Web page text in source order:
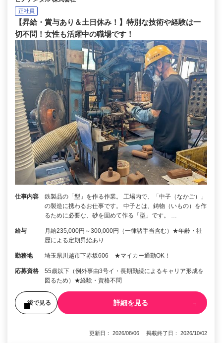
正社員
【昇給・賞与あり＆土日休み！】特別な技術や経験は一
切不問！女性も活躍中の職場です！
仕事内容
鉄製品の「型」を作る作業。 工場内で、「中子（なかご）」
の製造に携わるお仕事です。 中子とは、鋳物（いもの）を作
るために必要な、砂を固めて作る「型」です。 …
給与
月給235,000円～300,000円（一律諸手当含む）★年齢・社
歴による定期昇給あり
勤務地 埼玉県川越市下赤坂606 ★マイカー通勤OK！
応募資格
55歳以下（例外事由3号イ・長期勤続によるキャリア形成を
図るため）★経験・資格不問
後で見る 詳細を見る
更新日： 2026/08/06 掲載終了日： 2026/10/02